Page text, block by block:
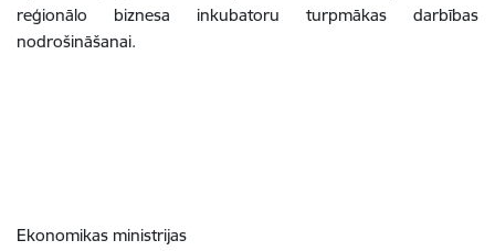
reģionālo biznesa inkubatoru turpmākas darbības
nodrošināšanai.
Ekonomikas ministrijas